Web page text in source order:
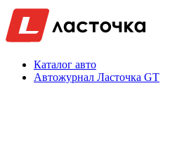
Каталог авто
Автожурнал Ласточка GT